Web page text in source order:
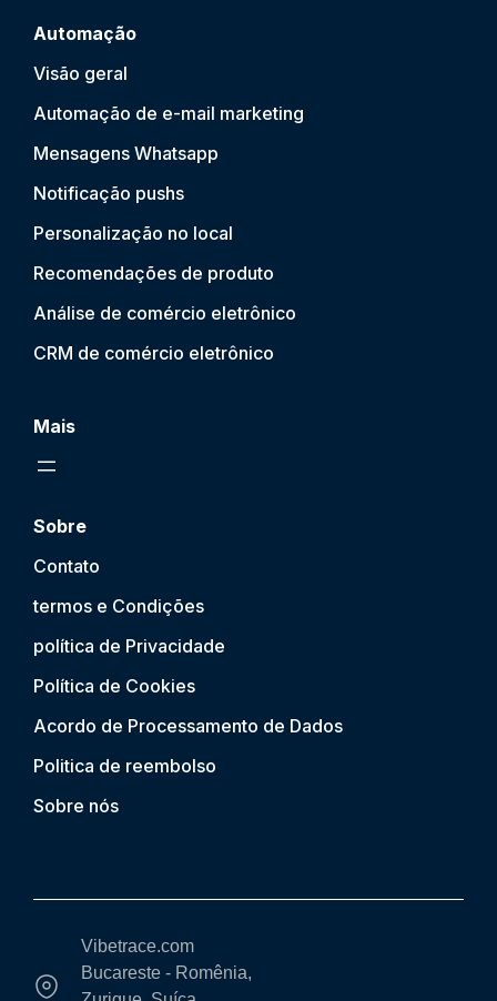
Automação
Visão geral
Automação de e-mail marketing
Mensagens Whatsapp
Notificação pushs
Personalização no local
Recomendações de produto
Análise de comércio eletrônico
CRM de comércio eletrônico
Mais
Sobre
Contato
termos e Condições
política de Privacidade
Política de Cookies
Acordo de Processamento de Dados
Politica de reembolso
Sobre nós
Vibetrace.com
Bucareste - Romênia,